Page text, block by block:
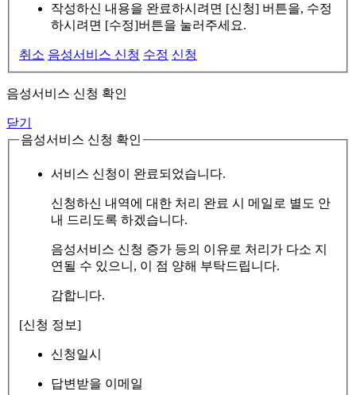
작성하신 내용을 완료하시려면 [신청] 버튼을, 수정
하시려면 [수정]버튼을 눌러주세요.
취소 음성서비스 신청 수정 신청
음성서비스 신청 확인
닫기
음성서비스 신청 확인
서비스 신청이 완료되었습니다.
신청하신 내역에 대한 처리 완료 시 메일로 별도 안
내 드리도록 하겠습니다.
음성서비스 신청 증가 등의 이유로 처리가 다소 지
연될 수 있으니, 이 점 양해 부탁드립니다.
감합니다.
[신청 정보]
신청일시
답변받을 이메일